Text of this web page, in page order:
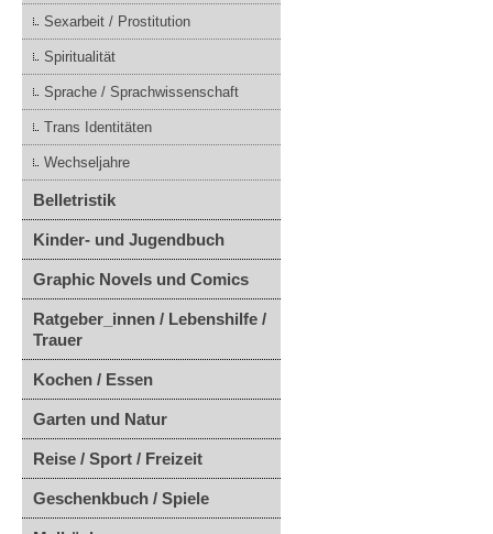
Sexarbeit / Prostitution
Spiritualität
Sprache / Sprachwissenschaft
Trans Identitäten
Wechseljahre
Belletristik
Kinder- und Jugendbuch
Graphic Novels und Comics
Ratgeber_innen / Lebenshilfe /
Trauer
Kochen / Essen
Garten und Natur
Reise / Sport / Freizeit
Geschenkbuch / Spiele